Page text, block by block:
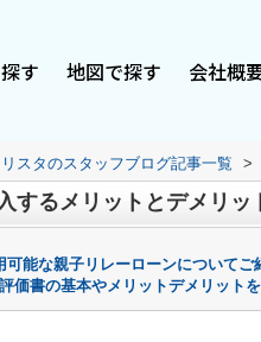
す 地図で探す 会社概
スタのスタッフブログ記事一覧 >
するメリットとデメリッ
能な親子リレーローンについてご
価書の基本やメリットデメリット